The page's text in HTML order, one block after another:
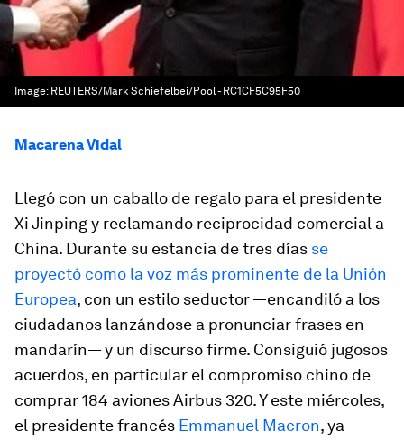
Image: REUTERS/Mark Schiefelbei/Pool - RC1CF5C95F50
Macarena Vidal
Llegó con un caballo de regalo para el presidente
Xi Jinping y reclamando reciprocidad comercial a
China. Durante su estancia de tres días se
proyectó como la voz más prominente de la Unión
Europea, con un estilo seductor —encandiló a los
ciudadanos lanzándose a pronunciar frases en
mandarín— y un discurso firme. Consiguió jugosos
acuerdos, en particular el compromiso chino de
comprar 184 aviones Airbus 320. Y este miércoles,
el presidente francés Emmanuel Macron, ya